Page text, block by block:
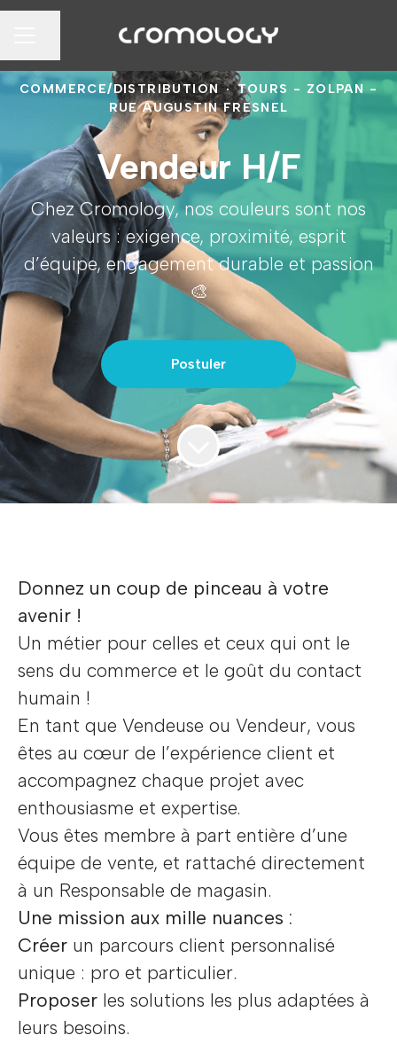
Partager la page
COMMERCE/DISTRIBUTION · TOURS - ZOLPAN -
RUE AUGUSTIN FRESNEL
Vendeur H/F
Chez Cromology, nos couleurs sont nos
valeurs : exigence, proximité, esprit
d’équipe, engagement durable et passion
🎨
Postuler
Donnez un coup de pinceau à votre
avenir !
Un métier pour celles et ceux qui ont le
sens du commerce et le goût du contact
humain !
En tant que Vendeuse ou Vendeur, vous
êtes au cœur de l’expérience client et
accompagnez chaque projet avec
enthousiasme et expertise.
Vous êtes membre à part entière d’une
équipe de vente, et rattaché directement
à un Responsable de magasin.
Une mission aux mille nuances :
Créer un parcours client personnalisé
unique : pro et particulier.
Proposer les solutions les plus adaptées à
leurs besoins.